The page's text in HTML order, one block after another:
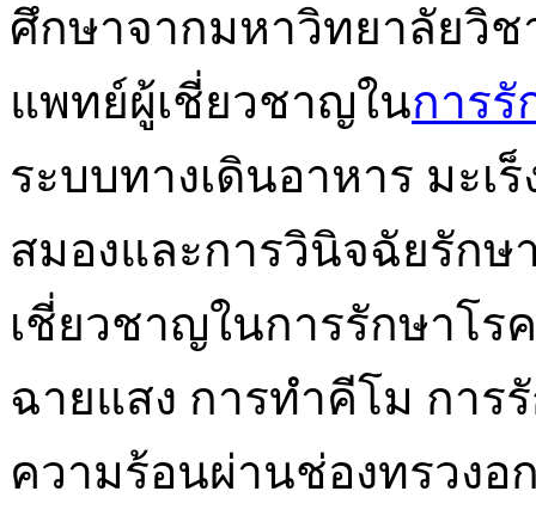
ศึกษาจากมหาวิทยาลัยวิช
แพทย์ผู้เชี่ยวชาญในการรั
ระบบทางเดินอาหาร มะเ
สมองและการวินิจฉัยรักษ
เชี่ยวชาญในการรักษาโร
ฉายแสง การทำคีโม การ
ความร้อนผ่านช่องทรวงอ